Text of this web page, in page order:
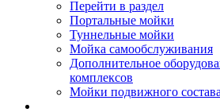
Перейти в раздел
Портальные мойки
Туннельные мойки
Мойка самообслуживания
Дополнительное
комплексов
Мойки подвижного состава